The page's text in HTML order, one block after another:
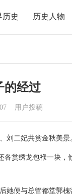
历史 历史人物
的经过
用户投稿
刘二妃共赏金秋美景
赏绣龙包袱一块
便与总管都堂郭槐